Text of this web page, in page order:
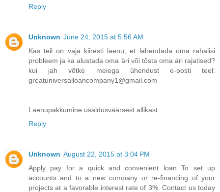
Reply
Unknown June 24, 2015 at 5:56 AM
Kas teil on vaja kiiresti laenu, et lahendada oma rahalisi
probleem ja ka alustada oma äri või tõsta oma äri rajatised?
kui jah võtke meiega ühendust e-posti teel:
greatuniversalloancompany1@gmail.com
Laenupakkumine usaldusväärsest allikast
Reply
Unknown August 22, 2015 at 3:04 PM
Apply pay for a quick and convenient loan To set up
accounts and to a new company or re-financing of your
projects at a favorable interest rate of 3%. Contact us today